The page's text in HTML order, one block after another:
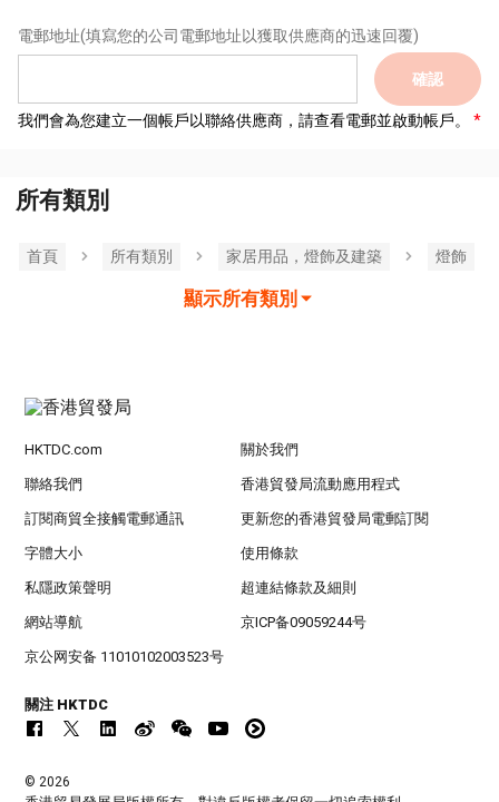
電郵地址(填寫您的公司電郵地址以獲取供應商的迅速回覆)
確認
我們會為您建立一個帳戶以聯絡供應商，請查看電郵並啟動帳戶。
所有類別
首頁 所有類別 家居用品，燈飾及建築 燈飾
顯示所有類別
HKTDC.com 關於我們
聯絡我們 香港貿發局流動應用程式
訂閱商貿全接觸電郵通訊 更新您的香港貿發局電郵訂閱
字體大小 使用條款
私隱政策聲明 超連結條款及細則
網站導航 京ICP备09059244号
京公网安备 11010102003523号
關注 HKTDC
© 2026